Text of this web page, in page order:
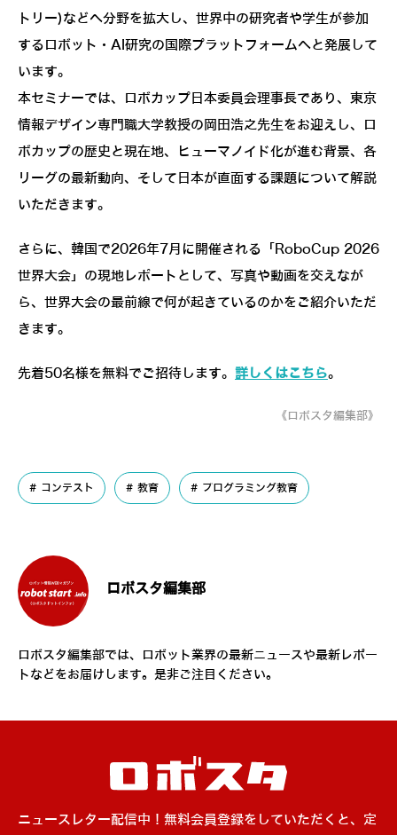
トリー)などへ分野を拡大し、世界中の研究者や学生が参加
するロボット・AI研究の国際プラットフォームへと発展して
います。
本セミナーでは、ロボカップ日本委員会理事長であり、東京
情報デザイン専門職大学教授の岡田浩之先生をお迎えし、ロ
ボカップの歴史と現在地、ヒューマノイド化が進む背景、各
リーグの最新動向、そして日本が直面する課題について解説
いただきます。
さらに、韓国で2026年7月に開催される「RoboCup 2026
世界大会」の現地レポートとして、写真や動画を交えなが
ら、世界大会の最前線で何が起きているのかをご紹介いただ
きます。
先着50名様を無料でご招待します。 詳しくはこちら。
《ロボスタ編集部》
コンテスト 教育 プログラミング教育
ロボスタ編集部
ロボスタ編集部では、ロボット業界の最新ニュースや最新レポー
トなどをお届けします。是非ご注目ください。
ニュースレター配信中！無料会員登録をしていただくと、定